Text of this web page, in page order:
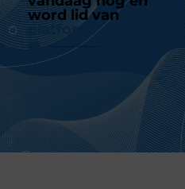
word lid van
platform